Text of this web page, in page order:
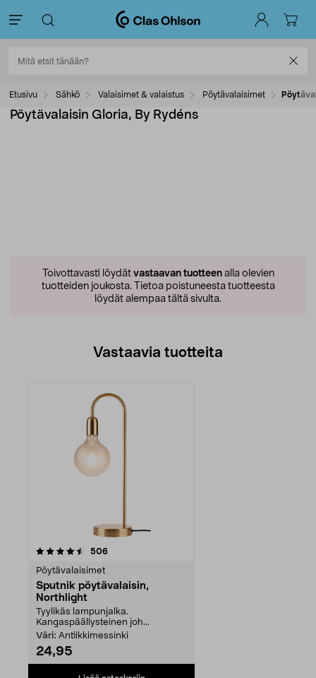
Etusivu Sähkö Valaisimet & valaistus Pöytävalaisimet
Pöytävalaisin Gloria, By Rydéns
Toivottavasti löydät vastaavan tuotteenalla olevien
tuotteiden joukosta. Tietoa poistuneesta tuotteesta
löydät alempaa tältä sivulta.
Vastaavia tuotteita
506arvostelut
Pöytävalaisimet
Sputnik pöytävalaisin,
Northlight
Tyylikäs lampunjalka.
Kangaspäällysteinen joh...
Väri: Antiikkimessinki
24,95